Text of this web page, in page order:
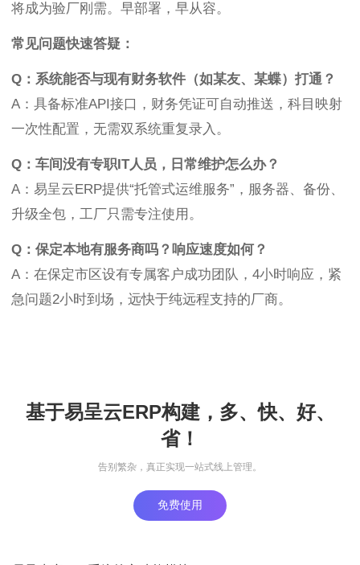
将成为验厂刚需。早部署，早从容。
常见问题快速答疑：
Q：系统能否与现有财务软件（如某友、某蝶）打通？
A：具备标准API接口，财务凭证可自动推送，科目映射
一次性配置，无需双系统重复录入。
Q：车间没有专职IT人员，日常维护怎么办？
A：易呈云ERP提供“托管式运维服务”，服务器、备份、
升级全包，工厂只需专注使用。
Q：保定本地有服务商吗？响应速度如何？
A：在保定市区设有专属客户成功团队，4小时响应，紧
急问题2小时到场，远快于纯远程支持的厂商。
基于易呈云ERP构建，多、快、好、
省！
告别繁杂，真正实现一站式线上管理。
免费使用